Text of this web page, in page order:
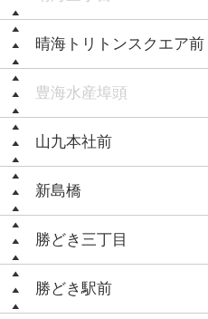
晴海トリトンスクエア前
豊海水産埠頭
山九本社前
新島橋
勝どき三丁目
勝どき駅前